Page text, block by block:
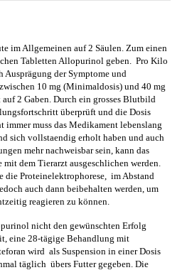
im Allgemeinen auf 2 Säulen. Zum einen
Tabletten Allopurinol geben. Pro Kilo
der Symptome und
10 mg (Minimaldosis) und 40 mg
2 Gaben. Durch ein grosses Blutbild
überprüft und die Dosis
immer muss das Medikament lebenslang
sich vollstaendig erholt haben und auch
mehr nachweisbar sein, kann das
dem Tierarzt ausgeschlichen werden.
die Proteinelektrophorese, im Abstand
auch dann beibehalten werden, um
reagieren zu können.
nicht den gewünschten Erfolg
eine 28-tägige Behandlung mit
wird als Suspension in einer Dosis
täglich übers Futter gegeben. Die